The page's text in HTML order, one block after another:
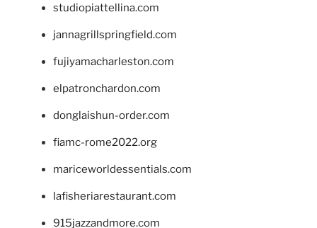
studiopiattellina.com
jannagrillspringfield.com
fujiyamacharleston.com
elpatronchardon.com
donglaishun-order.com
fiamc-rome2022.org
mariceworldessentials.com
lafisheriarestaurant.com
915jazzandmore.com